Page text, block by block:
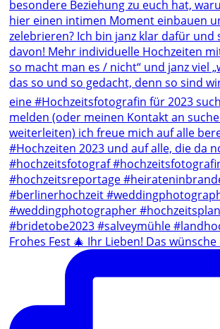
Frohes Fest 🎄 Ihr Lieben! Das wünsche